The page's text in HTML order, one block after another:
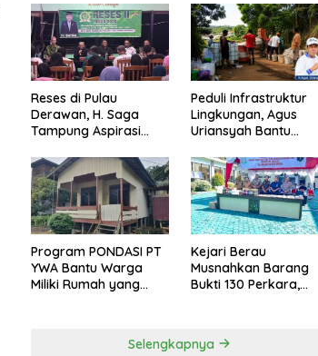
Pemecah Persatuan
Berau 2026–2031
Reses di Pulau
Derawan, H. Saga
Tampung Aspirasi
Masyarakat Bijak
Sikapi Efisiensi
Anggaran
Peduli Infrastruktur
Lingkungan, Agus
Uriansyah Bantu
Jalan di Gang Angsa
Program PONDASI PT
YWA Bantu Warga
Miliki Rumah yang
Kejari Berau
Musnahkan Barang
Bukti 130 Perkara,
Selengkapnya